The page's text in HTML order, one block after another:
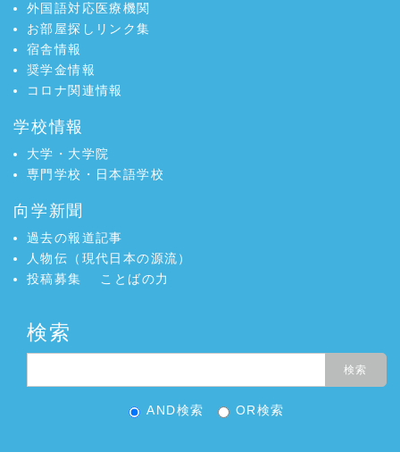
外国語対応医療機関
お部屋探しリンク集
宿舎情報
奨学金情報
コロナ関連情報
学校情報
大学・大学院
専門学校・日本語学校
向学新聞
過去の報道記事
人物伝（現代日本の源流）
投稿募集
ことばの力
検索
AND検索 OR検索